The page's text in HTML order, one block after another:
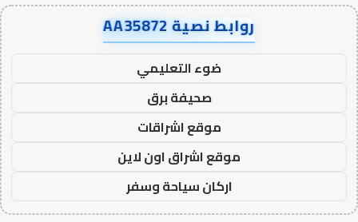
روابط نصية AA35872
ضوء التعليمي
صحيفة برق
موقع اشراقات
موقع اشراق اون لاين
اركان سياحة وسفر